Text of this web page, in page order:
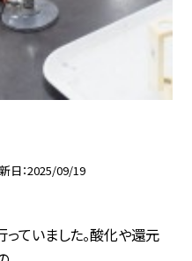
日 2025/09/19
ていました。酸化や還元